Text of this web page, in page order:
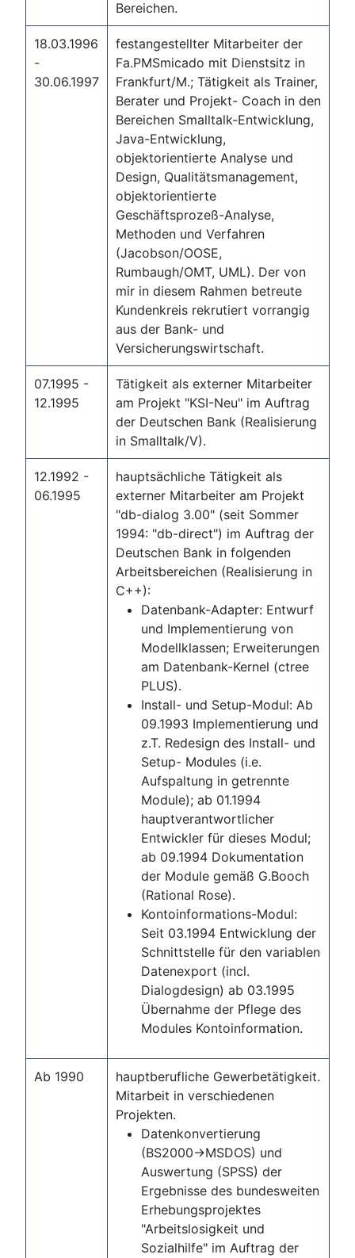
Bereichen.
18.03.1996
-
30.06.1997
festangestellter Mitarbeiter der
Fa.PMSmicado mit Dienstsitz in
Frankfurt/M.; Tätigkeit als Trainer,
Berater und Projekt- Coach in den
Bereichen Smalltalk-Entwicklung,
Java-Entwicklung,
objektorientierte Analyse und
Design, Qualitätsmanagement,
objektorientierte
Geschäftsprozeß-Analyse,
Methoden und Verfahren
(Jacobson/OOSE,
Rumbaugh/OMT, UML). Der von
mir in diesem Rahmen betreute
Kundenkreis rekrutiert vorrangig
aus der Bank- und
Versicherungswirtschaft.
07.1995 -
12.1995
Tätigkeit als externer Mitarbeiter
am Projekt "KSI-Neu" im Auftrag
der Deutschen Bank (Realisierung
in Smalltalk/V).
12.1992 -
06.1995
hauptsächliche Tätigkeit als
externer Mitarbeiter am Projekt
"db-dialog 3.00" (seit Sommer
1994: "db-direct") im Auftrag der
Deutschen Bank in folgenden
Arbeitsbereichen (Realisierung in
C++):
Datenbank-Adapter: Entwurf
und Implementierung von
Modellklassen; Erweiterungen
am Datenbank-Kernel (ctree
PLUS).
Install- und Setup-Modul: Ab
09.1993 Implementierung und
z.T. Redesign des Install- und
Setup- Modules (i.e.
Aufspaltung in getrennte
Module); ab 01.1994
hauptverantwortlicher
Entwickler für dieses Modul;
ab 09.1994 Dokumentation
der Module gemäß G.Booch
(Rational Rose).
Kontoinformations-Modul:
Seit 03.1994 Entwicklung der
Schnittstelle für den variablen
Datenexport (incl.
Dialogdesign) ab 03.1995
Übernahme der Pflege des
Modules Kontoinformation.
Ab 1990
hauptberufliche Gewerbetätigkeit.
Mitarbeit in verschiedenen
Projekten.
Datenkonvertierung
(BS2000->MSDOS) und
Auswertung (SPSS) der
Ergebnisse des bundesweiten
Erhebungsprojektes
"Arbeitslosigkeit und
Sozialhilfe" im Auftrag der